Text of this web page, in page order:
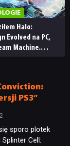
Halo:
Evolved na PC,
Machine.
PS3”
sporo plotek
Cell: